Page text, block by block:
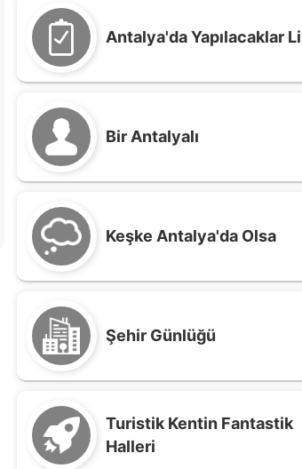
Antalya'da Yapılacaklar
Bir Antalyalı
Keşke Antalya'da Olsa
Şehir Günlüğü
Turistik Kentin Fantastik
Halleri